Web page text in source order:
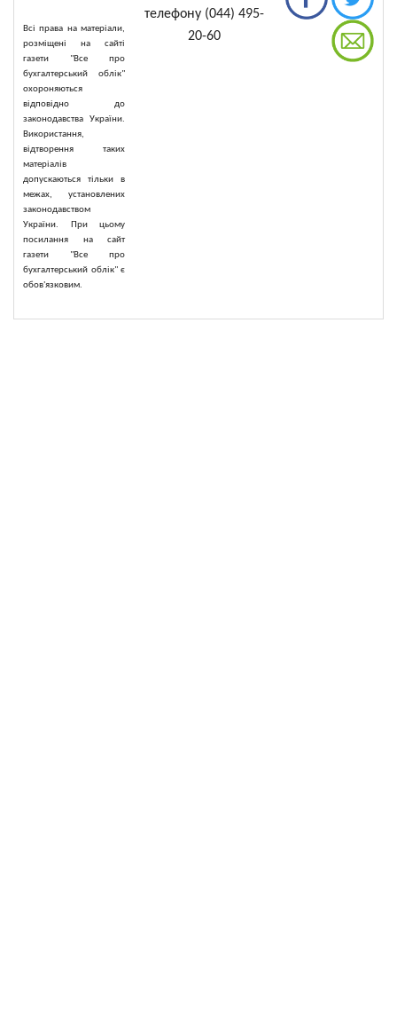
Всі права на матеріали,
розміщені на сайті
газети "Все про
бухгалтерський облік"
охороняються
відповідно до
законодавства України.
Використання,
відтворення таких
матеріалів
допускаються тільки в
межах, установлених
законодавством
України. При цьому
посилання на сайт
газети "Все про
бухгалтерський облік" є
обов'язковим.
телефону (044) 495-
20-60